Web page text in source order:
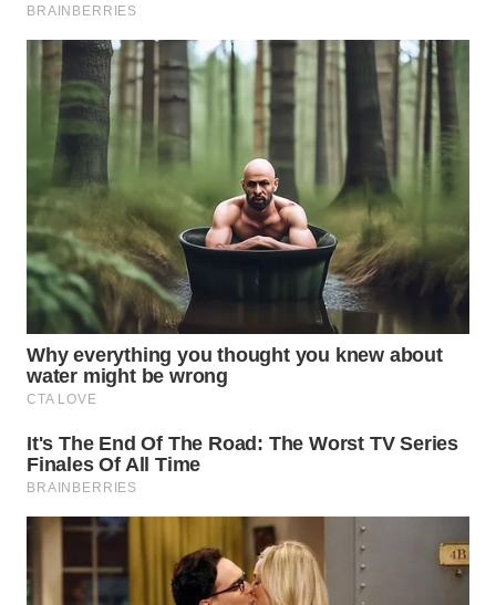
BINJAI
CIREBON
INDRAMAYU
WN
KUNINGAN
WN
MAJALENGKA
WN
WN
PURWAKARTA